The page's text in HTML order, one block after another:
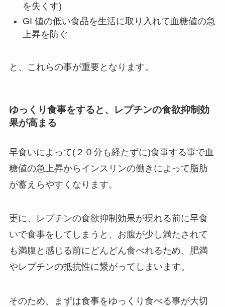
を失くす)
GI 値の低い食品を生活に取り入れて血糖値の急
上昇を防ぐ
と、これらの事が重要となります。
ゆっくり食事をすると、レプチンの食欲抑制効
果が高まる
早食いによって(２０分も経たずに)食事する事で血
糖値の急上昇からインスリンの働きによって脂肪
が蓄えらやすくなります。
更に、レプチンの食欲抑制効果が現れる前に早食
いで食事をしてしまうと、お腹が少し満たされて
も満腹と感じる前にどんどん食べれるため、肥満
やレプチンの抵抗性に繋がってしまいます。
そのため、まずは食事をゆっくり食べる事が大切